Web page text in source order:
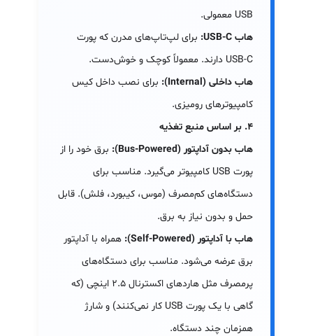
USB معمولی.
هاب USB-C:
برای لپ‌تاپ‌های مدرن که پورت
USB-C دارند. معمولاً کوچک و خوش‌دست.
هاب داخلی (Internal):
برای نصب داخل کیس
کامپیوترهای رومیزی.
۴. بر اساس منبع تغذیه
هاب بدون آداپتور (Bus-Powered):
برق خود را از
پورت USB کامپیوتر می‌گیرد. مناسب برای
دستگاه‌های کم‌مصرف (موس، کیبورد، فلش). قابل
حمل و بدون نیاز به برق.
هاب با آداپتور (Self-Powered):
همراه با آداپتور
برق عرضه می‌شود. مناسب برای دستگاه‌های
پرمصرف مثل هاردهای اکسترنال ۲.۵ اینچی (که
گاهی با یک پورت USB کار نمی‌کنند) و شارژ
همزمان چند دستگاه.